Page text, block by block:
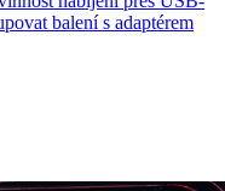
balení s adaptérem